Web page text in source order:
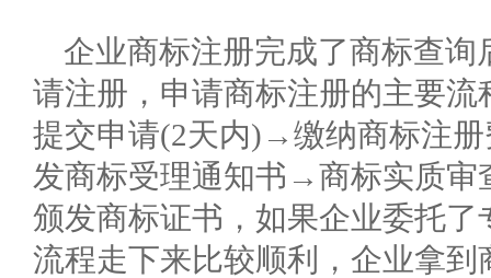
企业商标注册完成了商标查
请注册，申请商标注册的主要
提交申请(2天内)→缴纳商标注
发商标受理通知书→商标实质
颁发商标证书，如果企业委托
流程走下来比较顺利，企业拿